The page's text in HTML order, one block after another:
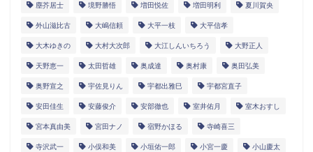
塵芥居士 境野勝悟 増田悦佐 増田明利 夏川賀央
外山滋比古 大嶋信頼 大平一枝 大平信孝
大木ゆきの 大村大次郎 大江しんいちろう 大野正人
天野恵一 太田哲雄 奥成達 奥村康 奥田弘美
奥野宣之 宇佐見りん 宇都出雅巳 宇都宮直子
安田佳生 安藤俊介 安部徹也 室井佑月 室木おすし
宮本真由美 宮田ナノ 宿野かほる 寺崎喜三
寺沢武一 小俣和美 小垣佑一郎 小宮一慶 小山慶太